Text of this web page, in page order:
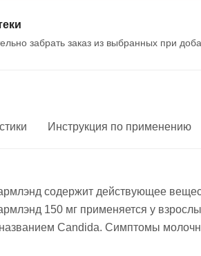
забрать заказ из выбранных при
Инструкция по применению
содержит действующее
150 мг применяется у
Candida. Симптомы